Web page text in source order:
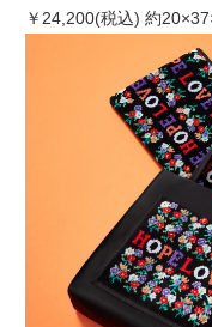
￥24,200(税込) 約